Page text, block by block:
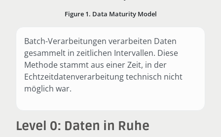
Figure 1. Data Maturity Model
Batch-Verarbeitungen verarbeiten Daten
gesammelt in zeitlichen Intervallen. Diese
Methode stammt aus einer Zeit, in der
Echtzeitdatenverarbeitung technisch nicht
möglich war.
Level 0: Daten in Ruhe